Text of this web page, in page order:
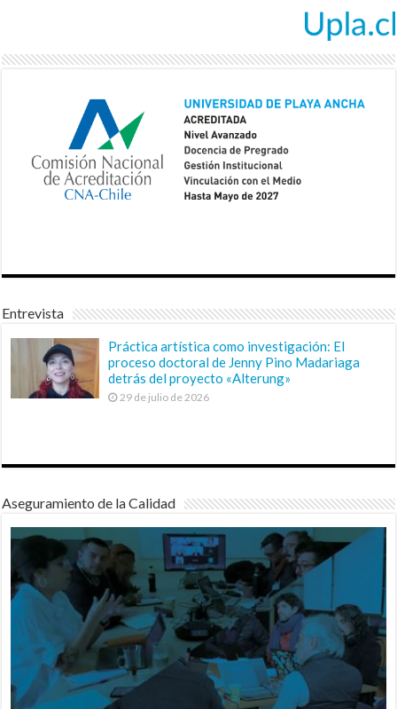
Entrevista
Práctica artística como investigación: El
proceso doctoral de Jenny Pino Madariaga
detrás del proyecto «Alterung»
29 de julio de 2026
Aseguramiento de la Calidad